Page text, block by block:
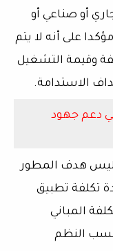
أو صناعي أو
على أنه لا يتم
وقيمة التشغيل
الاستدامة.
دعم جهود
هدف المطور
تكلفة تطبيق
إلى ٢٠% عن تكلفة المباني
حسب النظم